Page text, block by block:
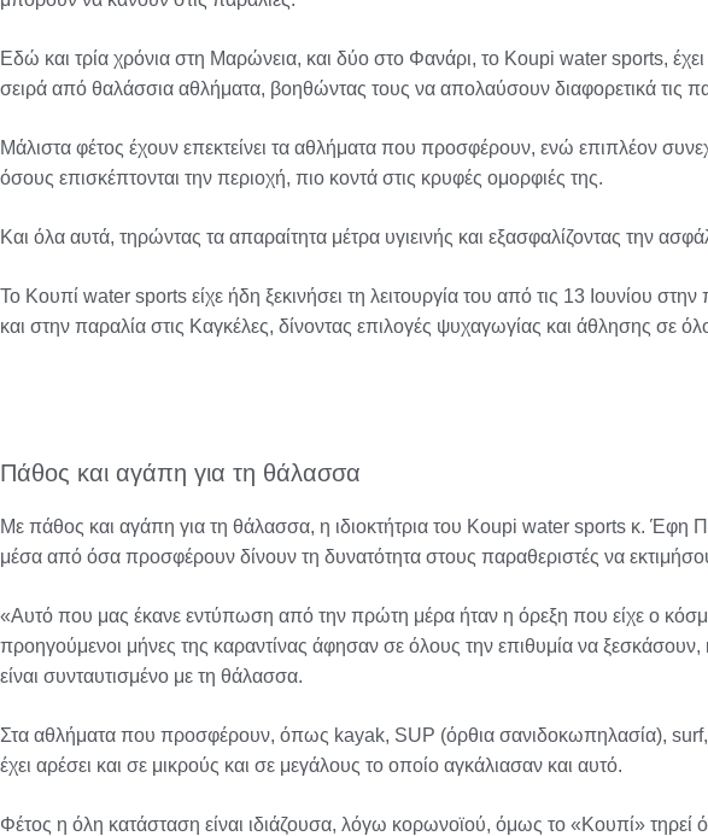
Εδώ και τρία χρόνια στη Μαρώνεια, και δύο στο Φανάρι, το Koupi water sports,
σειρά από θαλάσσια αθλήματα, βοηθώντας τους να απολαύσουν διαφορετικά τις
Μάλιστα φέτος έχουν επεκτείνει τα αθλήματα που προσφέρουν, ενώ επιπλέον
όσους επισκέπτονται την περιοχή, πιο κοντά στις κρυφές ομορφιές της.
Και όλα αυτά, τηρώντας τα απαραίτητα μέτρα υγιεινής και εξασφαλίζοντας την
Το Κουπί water sports είχε ήδη ξεκινήσει τη λειτουργία του από τις 13 Ιουνίου
και στην παραλία στις Καγκέλες, δίνοντας επιλογές ψυχαγωγίας και άθλησης σε
Πάθος και αγάπη για τη θάλασσα
Με πάθος και αγάπη για τη θάλασσα, η ιδιοκτήτρια του Koupi water sports κ. Έφη
μέσα από όσα προσφέρουν δίνουν τη δυνατότητα στους παραθεριστές να
«Αυτό που μας έκανε εντύπωση από την πρώτη μέρα ήταν η όρεξη που είχε ο
προηγούμενοι μήνες της καραντίνας άφησαν σε όλους την επιθυμία να
είναι συνταυτισμένο με τη θάλασσα.
Στα αθλήματα που προσφέρουν, όπως kayak, SUP (όρθια σανιδοκωπηλασία),
έχει αρέσει και σε μικρούς και σε μεγάλους το οποίο αγκάλιασαν και αυτό.
Φέτος η όλη κατάσταση είναι ιδιάζουσα, λόγω κορωνοϊού, όμως το «Κουπί»